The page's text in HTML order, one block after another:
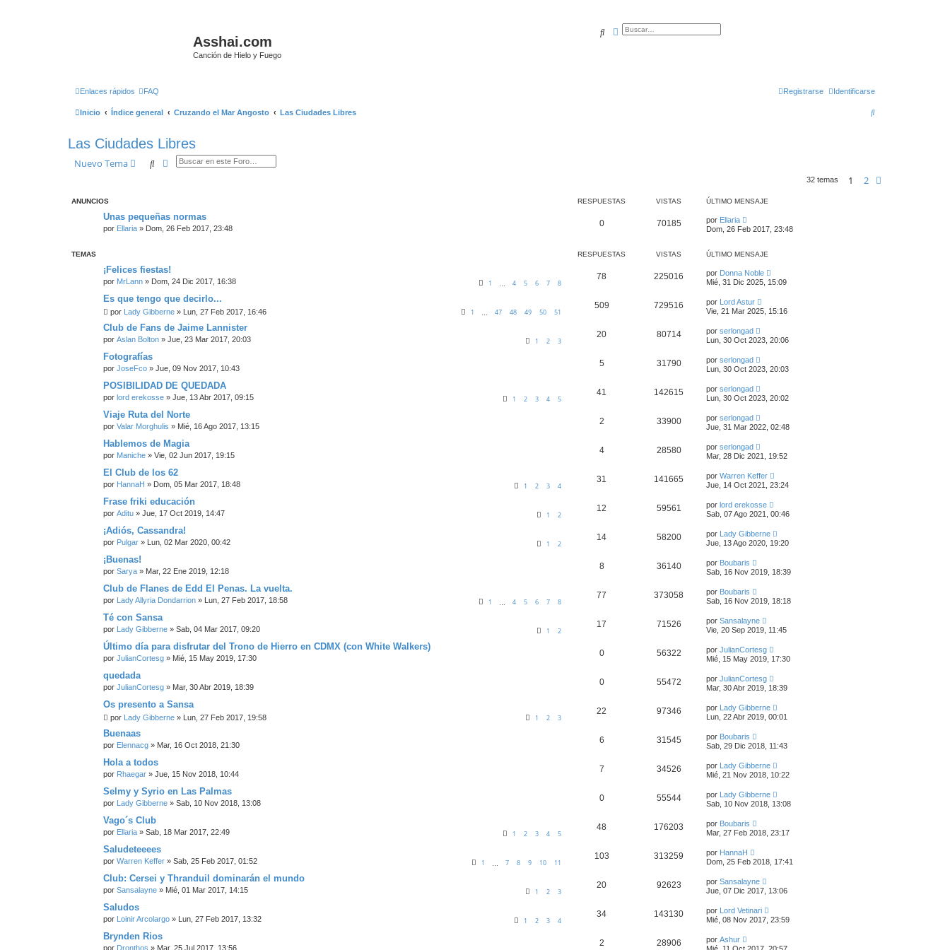
Asshai.com
Canción de Hielo y Fuego
BuscarBúsqueda avanzada
Enlaces rápidos FAQ Identificarse
Registrarse
Inicio Índice general Cruzando el Mar Angosto Las Ciudades Libres
B
a
Las Ciudades Libres
Nuevo Tema BuscarBúsqueda avanzada
32 temas 1 2
ANUNCIOS RESPUESTAS VISTAS ÚLTIMO MENSAJE
Unas pequeñas normas
por Ellaria » Dom, 26 Feb 2017, 23:48
0 70185 por Ellaria
Dom, 26 Feb 2017, 23:48
TEMAS RESPUESTAS VISTAS ÚLTIMO MENSAJE
¡Felices fiestas!
por MrLann » Dom, 24 Dic 2017, 16:38 1 4 5 6 7 8
78 225016 por Donna Noble
Mié, 31 Dic 2025, 15:09
Es que tengo que decirlo...
por Lady Gibberne » Lun, 27 Feb 2017, 16:46 1 47 48 49 50 51
509 729516 por Lord Astur
Vie, 21 Mar 2025, 15:16
Club de Fans de Jaime Lannister
por Aslan Bolton » Jue, 23 Mar 2017, 20:03 1 2 3
20 80714 por serlongad
Lun, 30 Oct 2023, 20:06
Fotografías
por JoseFco » Jue, 09 Nov 2017, 10:43
5 31790 por serlongad
Lun, 30 Oct 2023, 20:03
POSIBILIDAD DE QUEDADA
por lord erekosse » Jue, 13 Abr 2017, 09:15 1 2 3 4 5
41 142615 por serlongad
Lun, 30 Oct 2023, 20:02
Viaje Ruta del Norte
por Valar Morghulis » Mié, 16 Ago 2017, 13:15
2 33900 por serlongad
Jue, 31 Mar 2022, 02:48
Hablemos de Magia
por Maniche » Vie, 02 Jun 2017, 19:15
4 28580 por serlongad
Mar, 28 Dic 2021, 19:52
El Club de los 62
por HannaH » Dom, 05 Mar 2017, 18:48 1 2 3 4
31 141665 por Warren Keffer
Jue, 14 Oct 2021, 23:24
Frase friki educación
por Aditu » Jue, 17 Oct 2019, 14:47 1 2
12 59561 por lord erekosse
Sab, 07 Ago 2021, 00:46
¡Adiós, Cassandra!
por Pulgar » Lun, 02 Mar 2020, 00:42 1 2
14 58200 por Lady Gibberne
Jue, 13 Ago 2020, 19:20
¡Buenas!
por Sarya » Mar, 22 Ene 2019, 12:18
8 36140 por Boubaris
Sab, 16 Nov 2019, 18:39
Club de Flanes de Edd El Penas. La vuelta.
por Lady Allyria Dondarrion » Lun, 27 Feb 2017, 18:58 1 4 5 6 7 8
77 373058 por Boubaris
Sab, 16 Nov 2019, 18:18
Té con Sansa
por Lady Gibberne » Sab, 04 Mar 2017, 09:20 1 2
17 71526 por Sansalayne
Vie, 20 Sep 2019, 11:45
Último día para disfrutar del Trono de Hierro en CDMX (con White Walkers)
por JulianCortesg » Mié, 15 May 2019, 17:30
0 56322 por JulianCortesg
Mié, 15 May 2019, 17:30
quedada
por JulianCortesg » Mar, 30 Abr 2019, 18:39
0 55472 por JulianCortesg
Mar, 30 Abr 2019, 18:39
Os presento a Sansa
por Lady Gibberne » Lun, 27 Feb 2017, 19:58 1 2 3
22 97346 por Lady Gibberne
Lun, 22 Abr 2019, 00:01
Buenaas
por Elennacg » Mar, 16 Oct 2018, 21:30
6 31545 por Boubaris
Sab, 29 Dic 2018, 11:43
Hola a todos
por Rhaegar » Jue, 15 Nov 2018, 10:44
7 34526 por Lady Gibberne
Mié, 21 Nov 2018, 10:22
Selmy y Syrio en Las Palmas
por Lady Gibberne » Sab, 10 Nov 2018, 13:08
0 55544 por Lady Gibberne
Sab, 10 Nov 2018, 13:08
Vago´s Club
por Ellaria » Sab, 18 Mar 2017, 22:49 1 2 3 4 5
48 176203 por Boubaris
Mar, 27 Feb 2018, 23:17
Saludeteeees
por Warren Keffer » Sab, 25 Feb 2017, 01:52 1 7 8 9 10 11
103 313259 por HannaH
Dom, 25 Feb 2018, 17:41
Club: Cersei y Thranduil dominarán el mundo
por Sansalayne » Mié, 01 Mar 2017, 14:15 1 2 3
20 92623 por Sansalayne
Jue, 07 Dic 2017, 13:06
Saludos
por Loinir Arcolargo » Lun, 27 Feb 2017, 13:32 1 2 3 4
34 143130 por Lord Vetinari
Mié, 08 Nov 2017, 23:59
Brynden Rios
por Dronthos » Mar, 25 Jul 2017, 13:56
2 28906 por Ashur
Mié, 11 Oct 2017, 20:57